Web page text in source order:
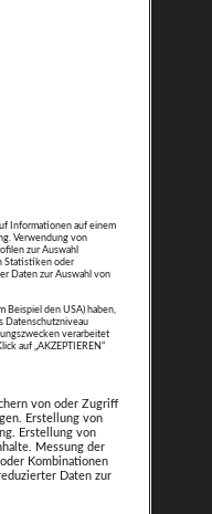
Informationen auf einem
Verwendung von
zur Auswahl
Statistiken oder
Daten zur Auswahl von
den USA) haben,
Datenschutzniveau
verarbeitet
auf „AKZEPTIEREN“
von oder Zugriff
Erstellung von
Erstellung von
Messung der
Kombinationen
Daten zur